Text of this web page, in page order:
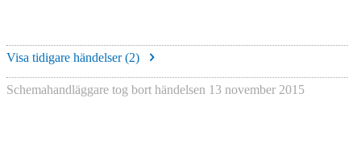
Visa tidigare händelser (2)
Schemahandläggare tog bort händelsen 13 november 2015